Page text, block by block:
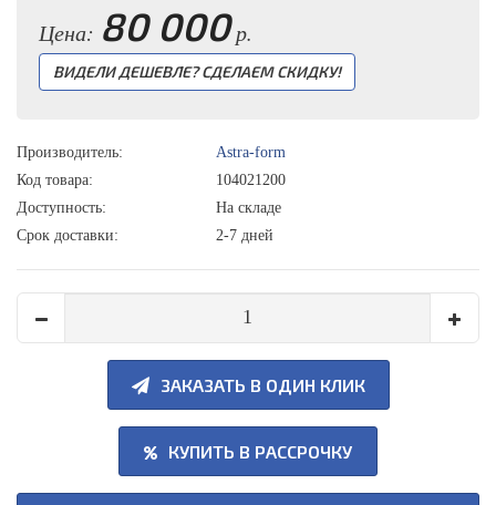
Цена: 80 000р.
ВИДЕЛИ ДЕШЕВЛЕ? СДЕЛАЕМ СКИДКУ!
Производитель:
Astra-form
Код товара:
104021200
Доступность:
На складе
Срок доставки:
2-7 дней
ЗАКАЗАТЬ В ОДИН КЛИК
КУПИТЬ В РАССРОЧКУ